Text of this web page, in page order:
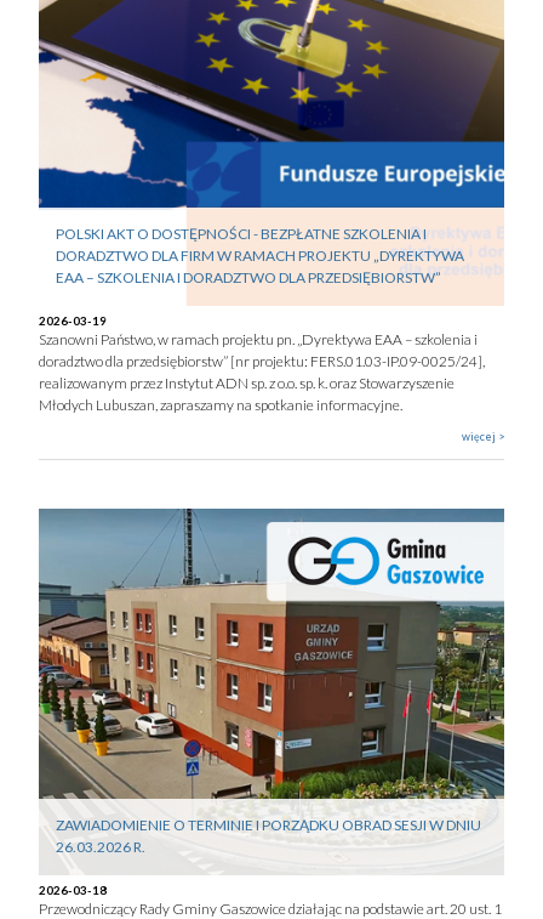
POLSKI AKT O DOSTĘPNOŚCI - BEZPŁATNE SZKOLENIA I
DORADZTWO DLA FIRM W RAMACH PROJEKTU „DYREKTYWA
EAA – SZKOLENIA I DORADZTWO DLA PRZEDSIĘBIORSTW”
2026-03-19
Szanowni Państwo, w ramach projektu pn. „Dyrektywa EAA – szkolenia i
doradztwo dla przedsiębiorstw” [nr projektu: FERS.01.03-IP.09-0025/24],
realizowanym przez Instytut ADN sp. z o.o. sp. k. oraz Stowarzyszenie
Młodych Lubuszan, zapraszamy na spotkanie informacyjne.
więcej >
ZAWIADOMIENIE O TERMINIE I PORZĄDKU OBRAD SESJI W DNIU
26.03.2026 R.
2026-03-18
Przewodniczący Rady Gminy Gaszowice działając na podstawie art. 20 ust. 1